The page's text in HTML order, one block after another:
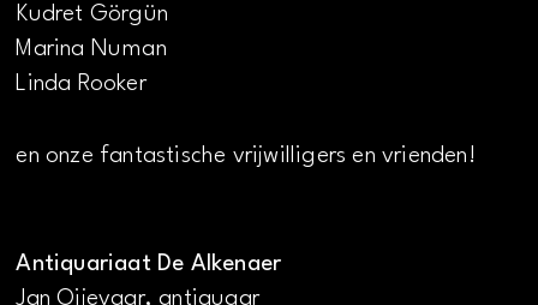
Kudret Görgün
Marina Numan
Linda Rooker
en onze fantastische vrijwilligers en vrienden!
Antiquariaat De Alkenaer
Jan Oijevaar, antiquaar